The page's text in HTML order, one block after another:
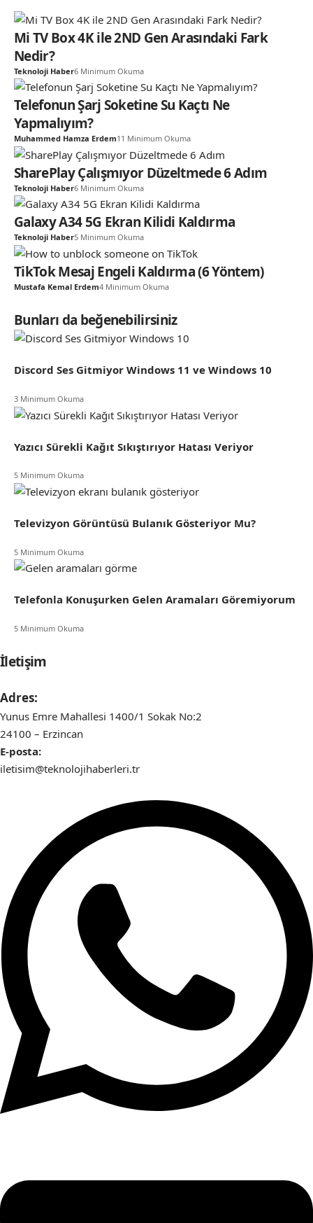
Mi TV Box 4K ile 2ND Gen Arasındaki Fark
Nedir?
Teknoloji Haber6 Minimum Okuma
Telefonun Şarj Soketine Su Kaçtı Ne
Yapmalıyım?
Muhammed Hamza Erdem11 Minimum Okuma
SharePlay Çalışmıyor Düzeltmede 6 Adım
Teknoloji Haber6 Minimum Okuma
Galaxy A34 5G Ekran Kilidi Kaldırma
Teknoloji Haber5 Minimum Okuma
TikTok Mesaj Engeli Kaldırma (6 Yöntem)
Mustafa Kemal Erdem4 Minimum Okuma
Bunları da beğenebilirsiniz
Discord Ses Gitmiyor Windows 11 ve Windows 10
3 Minimum Okuma
Yazıcı Sürekli Kağıt Sıkıştırıyor Hatası Veriyor
5 Minimum Okuma
Televizyon Görüntüsü Bulanık Gösteriyor Mu?
5 Minimum Okuma
Telefonla Konuşurken Gelen Aramaları Göremiyorum
5 Minimum Okuma
İletişim
Adres:
Yunus Emre Mahallesi 1400/1 Sokak No:2
24100 – Erzincan
E-posta:
iletisim@teknolojihaberleri.tr